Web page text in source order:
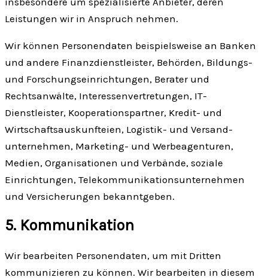
Leistungen wir in Anspruch nehmen.
Wir können Personen­daten beispielsweise an Banken
und andere Finanz­dienstleister, Behörden, Bildungs-
und Forschungs­einrichtungen, Berater und
Rechtsanwälte, Interessen­vertretungen, IT-
Dienstleister, Kooperations­partner, Kredit- und
Wirtschaft­sauskunfteien, Logistik- und Versand­
unternehmen, Marketing- und Werbe­agenturen,
Medien, Organisationen und Verbände, soziale
Einrichtungen, Telekommunikations­unternehmen
und Versicherungen bekanntgeben.
5. Kommunikation
Wir bearbeiten Personendaten, um mit Dritten
kommunizieren zu können. Wir bearbeiten in diesem